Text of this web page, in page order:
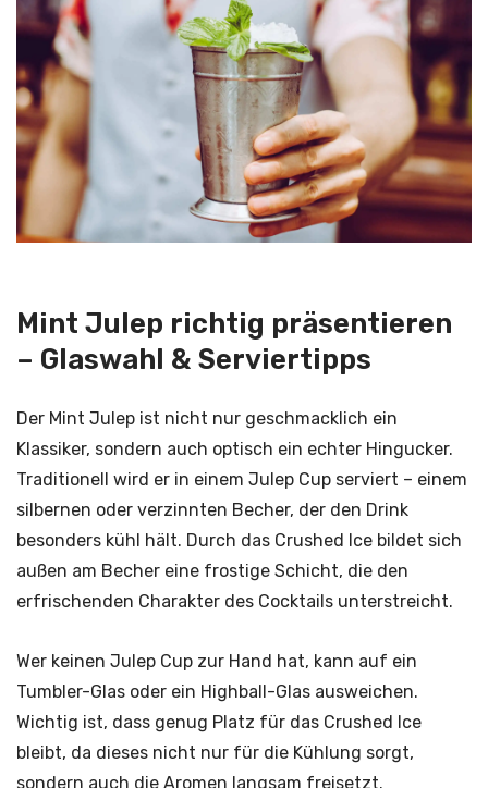
Mint Julep richtig präsentieren
– Glaswahl & Serviertipps
Der Mint Julep ist nicht nur geschmacklich ein
Klassiker, sondern auch optisch ein echter Hingucker.
Traditionell wird er in einem Julep Cup serviert – einem
silbernen oder verzinnten Becher, der den Drink
besonders kühl hält. Durch das Crushed Ice bildet sich
außen am Becher eine frostige Schicht, die den
erfrischenden Charakter des Cocktails unterstreicht.
Wer keinen Julep Cup zur Hand hat, kann auf ein
Tumbler-Glas oder ein Highball-Glas ausweichen.
Wichtig ist, dass genug Platz für das Crushed Ice
bleibt, da dieses nicht nur für die Kühlung sorgt,
sondern auch die Aromen langsam freisetzt.